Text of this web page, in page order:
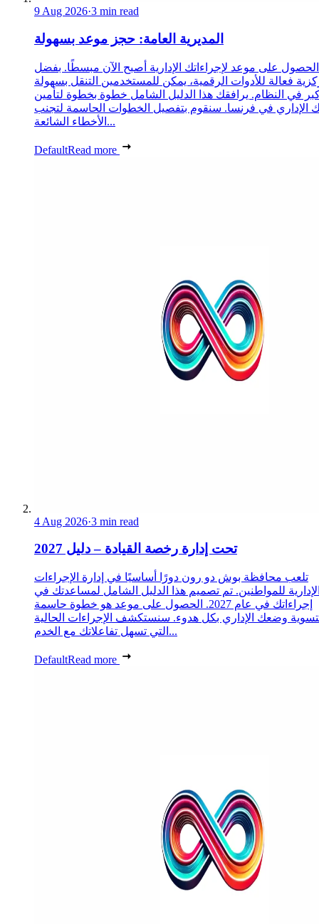
9 Aug 2026·3 min read
المديرية العامة: حجز موعد بسهولة
الحصول على موعد لإجراءاتك الإدارية أصبح الآن مبسطًا. بفضل
فعالة للأدوات الرقمية، يمكن للمستخدمين التنقل بسهولة
في النظام. يرافقك هذا الدليل الشامل خطوة بخطوة لتأمين
الإداري في فرنسا. سنقوم بتفصيل الخطوات الحاسمة لتجنب
الأخطاء الشائعة...
DefaultRead more
4 Aug 2026·3 min read
تحت إدارة رخصة القيادة – دليل 2027
تلعب محافظة بوش دو رون دورًا أساسيًا في إدارة الإجراءات
للمواطنين. تم تصميم هذا الدليل الشامل لمساعدتك في
إجراءاتك في عام 2027. الحصول على موعد هو خطوة حاسمة
وضعك الإداري بكل هدوء. سنستكشف الإجراءات الحالية
التي تسهل تفاعلاتك مع الخدم...
DefaultRead more